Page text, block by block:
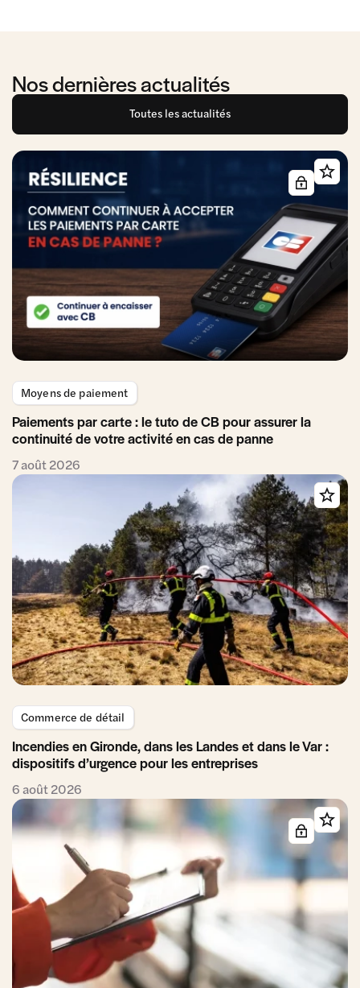
Nos dernières actualités
Toutes les actualités
Moyens de paiement
Paiements par carte : le tuto de CB pour assurer la
continuité de votre activité en cas de panne
7 août 2026
Commerce de détail
Incendies en Gironde, dans les Landes et dans le Var :
dispositifs d’urgence pour les entreprises
6 août 2026